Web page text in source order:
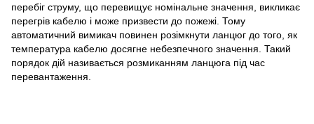
перебіг струму, що перевищує номінальне значення, викликає
перегрів кабелю і може призвести до пожежі. Тому
автоматичний вимикач повинен розімкнути ланцюг до того, як
температура кабелю досягне небезпечного значення. Такий
порядок дій називається розмиканням ланцюга під час
перевантаження.